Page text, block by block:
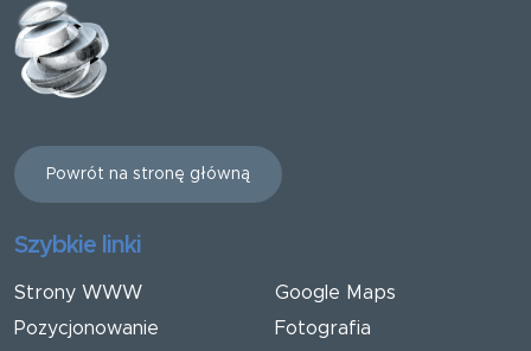
Powrót na stronę główną
Szybkie linki
Strony WWW
Pozycjonowanie
Google Maps
Fotografia